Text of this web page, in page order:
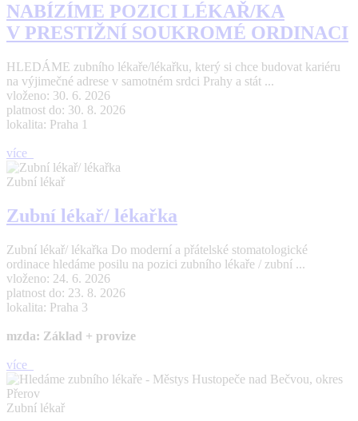
NABÍZÍME POZICI LÉKAŘ/KA
V PRESTIŽNÍ SOUKROMÉ ORDINACI
HLEDÁME zubního lékaře/lékařku, který si chce budovat kariéru
na výjimečné adrese v samotném srdci Prahy a stát ...
vloženo: 30. 6. 2026
platnost do: 30. 8. 2026
lokalita: Praha 1
více
Zubní lékař
Zubní lékař/ lékařka
Zubní lékař/ lékařka Do moderní a přátelské stomatologické
ordinace hledáme posilu na pozici zubního lékaře / zubní ...
vloženo: 24. 6. 2026
platnost do: 23. 8. 2026
lokalita: Praha 3
mzda: Základ + provize
více
Zubní lékař